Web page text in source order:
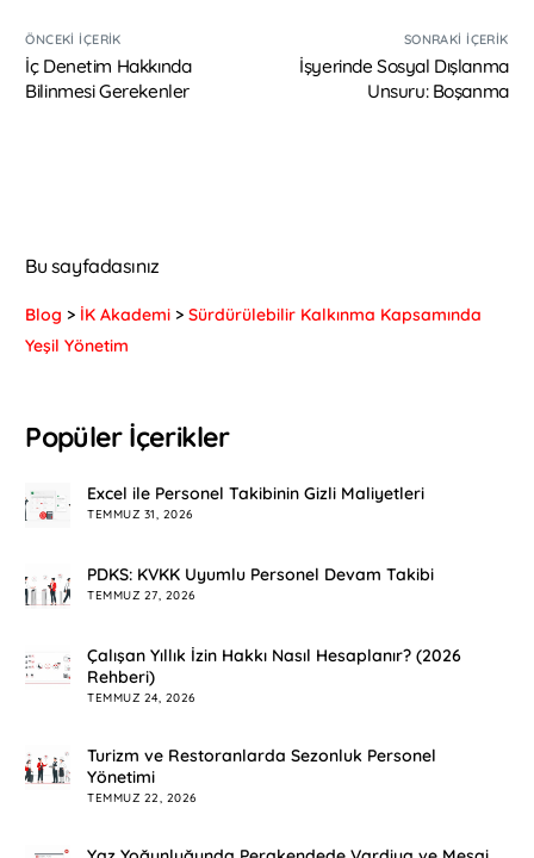
ÖNCEKI İÇERIK
İç Denetim Hakkında
Bilinmesi Gerekenler
SONRAKI İÇERIK
İşyerinde Sosyal Dışlanma
Unsuru: Boşanma
Bu sayfadasınız
Blog > İK Akademi >Sürdürülebilir Kalkınma Kapsamında
Yeşil Yönetim
Popüler İçerikler
Excel ile Personel Takibinin Gizli Maliyetleri
TEMMUZ 31, 2026
PDKS: KVKK Uyumlu Personel Devam Takibi
TEMMUZ 27, 2026
Çalışan Yıllık İzin Hakkı Nasıl Hesaplanır? (2026
Rehberi)
TEMMUZ 24, 2026
Turizm ve Restoranlarda Sezonluk Personel
Yönetimi
TEMMUZ 22, 2026